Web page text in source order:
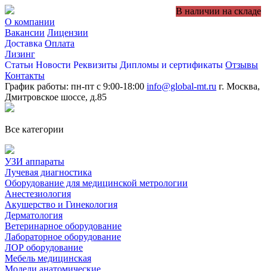
О компании
Вакансии Лицензии
Доставка Оплата
Лизинг
Статьи Новости Реквизиты Дипломы и сертификаты Отзывы
Контакты
График работы: пн-пт с 9:00-18:00 info@global-mt.ru г. Москва,
Дмитровское шоссе, д.85
Все категории
УЗИ аппараты
Лучевая диагностика
Оборудование для медицинской метрологии
Анестезиология
Акушерство и Гинекология
Дерматология
Ветеринарное оборудование
Лабораторное оборудование
ЛОР оборудование
Мебель медицинская
Модели анатомические
В наличии на складе